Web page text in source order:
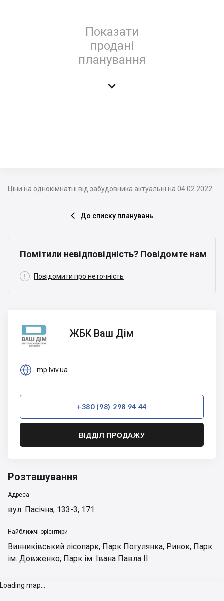
Показати
продані
планування

Ціни на однокімнатні від забудовника актуальні на 04.02.2022
 До списку планувань
Помітили невідповідність? Повідомте нам
 Повідомити про неточність
ЖБК
Ваш
Дім
ЖБК Ваш Дім
 mp.lviv.ua
+380 (98) 298 94 44
ВІДДІЛ ПРОДАЖУ
Розташування
Адреса
вул. Пасічна, 133-3, 171
Найближчі орієнтири
Винниківський лісопарк, Парк Погулянка, Ринок, Парк
ім. Довженко, Парк ім. Івана Павла II
Loading map...